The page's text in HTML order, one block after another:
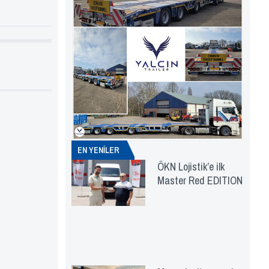
EN YENİLER
ÖKN Lojistik’e ilk
Master Red EDITION